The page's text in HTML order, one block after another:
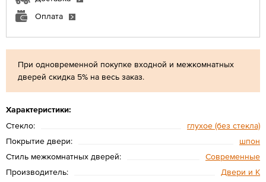
При одновременной покупке входной и межкомнатных
дверей скидка 5% на весь заказ.
Характеристики:
Стекло:
глухое (без стекла)
Покрытие двери:
шпон
Стиль межкомнатных дверей:
Современные
Производитель:
Двери и К
Оплата